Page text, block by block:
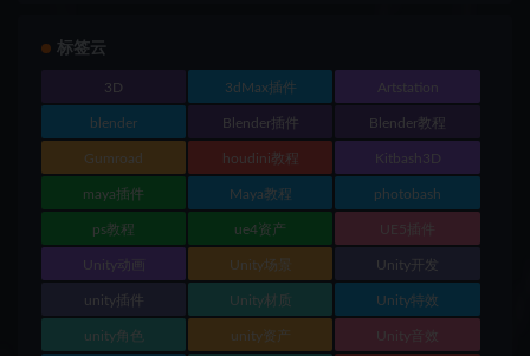
标签云
3D 3dMax插件 Artstation
blender Blender插件 Blender教程
Gumroad houdini教程 Kitbash3D
maya插件 Maya教程 photobash
ps教程 ue4资产 UE5插件
Unity动画 Unity场景 Unity开发
unity插件 Unity材质 Unity特效
unity角色 unity资产 Unity音效